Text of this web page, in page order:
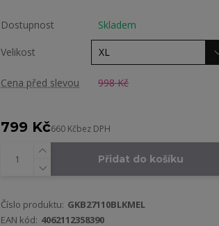
Dostupnost Skladem
Velikost
Cena před slevou 998 Kč
799 Kč660 Kčbez DPH
Přidat do košíku
Číslo produktu: GKB27110BLKMEL
EAN kód: 4062112358390